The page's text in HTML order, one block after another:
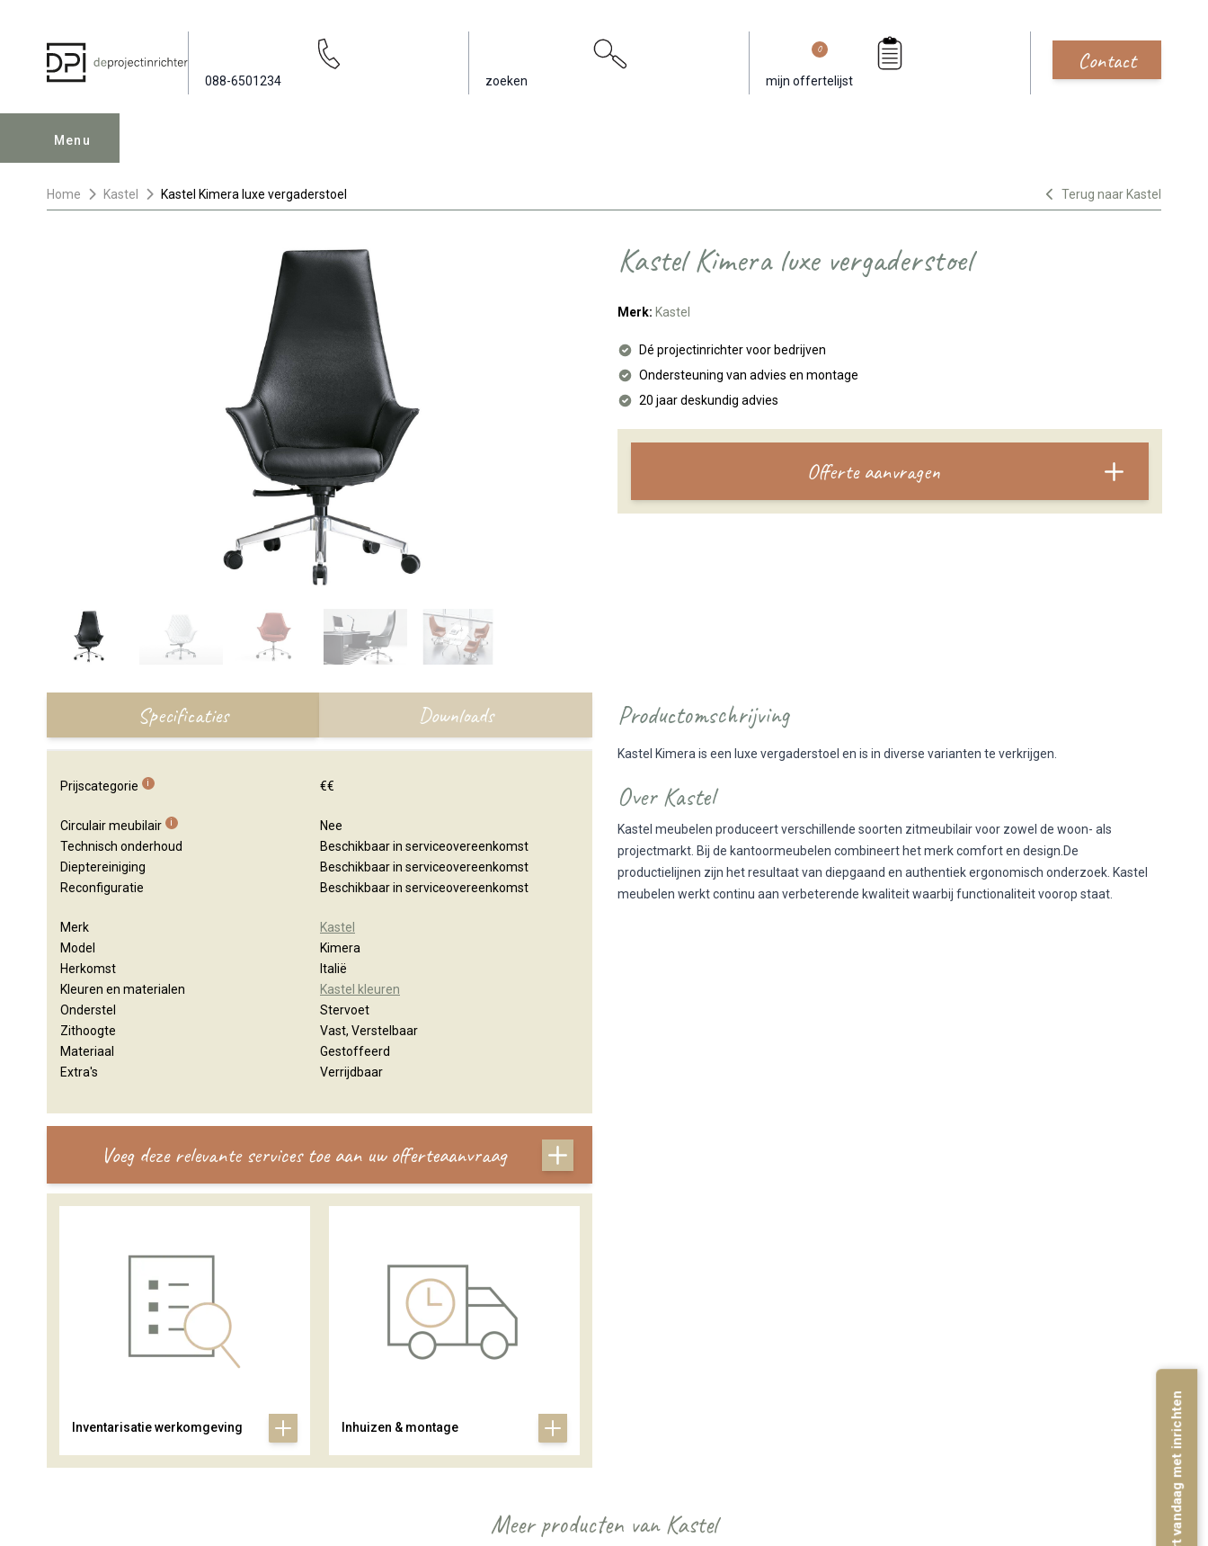
088-6501234 zoeken mijn offertelijst
0 Contact
Menu
Home Kastel Kastel Kimera luxe vergaderstoel Terug naar Kastel
Kastel Kimera luxe vergaderstoel
Merk: Kastel
Dé projectinrichter voor bedrijven
Ondersteuning van advies en montage
20 jaar deskundig advies
Offerte aanvragen
Specificaties Downloads
Prijscategorie i €€
Circulair meubilair i
Nee
Technisch onderhoud
Beschikbaar in serviceovereenkomst
Dieptereiniging
Beschikbaar in serviceovereenkomst
Reconfiguratie
Beschikbaar in serviceovereenkomst
Merk
Kastel
Model
Kimera
Herkomst
Italië
Kleuren en materialen
Kastel kleuren
Onderstel
Stervoet
Zithoogte
Vast, Verstelbaar
Materiaal
Gestoffeerd
Extra's
Verrijdbaar
Voeg deze relevante services toe aan uw offerteaanvraag
Inventarisatie werkomgeving Inhuizen & montage
Productomschrijving
Kastel Kimera is een luxe vergaderstoel en is in diverse varianten te verkrijgen.
Over Kastel
Kastel meubelen produceert verschillende soorten zitmeubilair voor zowel de woon- als
projectmarkt. Bij de kantoormeubelen combineert het merk comfort en design.De
productielijnen zijn het resultaat van diepgaand en authentiek ergonomisch onderzoek. Kastel
meubelen werkt continu aan verbeterende kwaliteit waarbij functionaliteit voorop staat.
Meer producten van Kastel start vandaag met inrichten